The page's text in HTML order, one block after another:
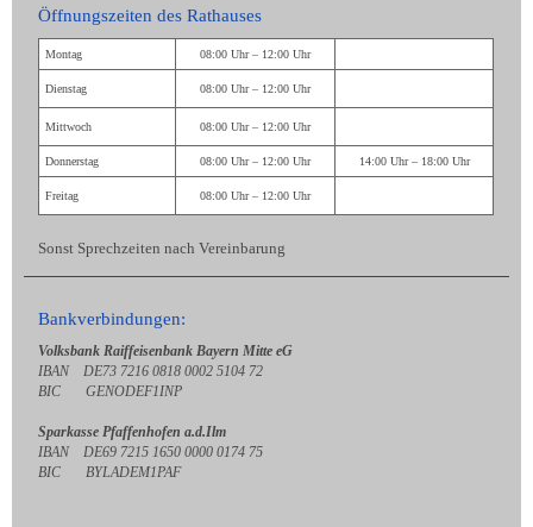
Öffnungszeiten des Rathauses
Montag 08:00 Uhr – 12:00 Uhr
Dienstag 08:00 Uhr – 12:00 Uhr
Mittwoch 08:00 Uhr – 12:00 Uhr
Donnerstag 08:00 Uhr – 12:00 Uhr 14:00 Uhr – 18:00 Uhr
Freitag 08:00 Uhr – 12:00 Uhr
Sonst Sprechzeiten nach Vereinbarung
Bankverbindungen:
Volksbank Raiffeisenbank Bayern Mitte eG
IBAN DE73 7216 0818 0002 5104 72
BIC GENODEF1INP
Sparkasse Pfaffenhofen a.d.Ilm
IBAN DE69 7215 1650 0000 0174 75
BIC BYLADEM1PAF